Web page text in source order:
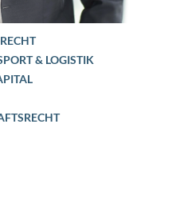
& LOGISTIK